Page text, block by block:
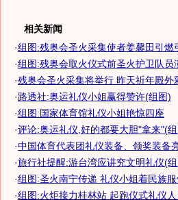
相关新闻
·组图:残奥会圣火采集使者姜馨田引燃
·组图:残奥会取火仪式前圣火护卫队员
·残奥会圣火采集将举行 昨天祈年殿外
·路透社:奥运礼仪小姐赢得赞许(组图)
·组图:国家体育馆礼仪小姐艳惊四座
·评论:奥运礼仪,好的都要大胆"拿来"(
·中国体育代表团礼仪装备、领奖装备
·旅行社提醒:游台湾应讲究文明礼仪(
·组图:圣火南宁传递 礼仪小姐着民族服
·组图:火炬接力桂林站 起跑仪式礼仪